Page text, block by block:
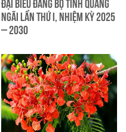
Ngãi lần thứ I, nhiệm kỳ 2025
– 2030